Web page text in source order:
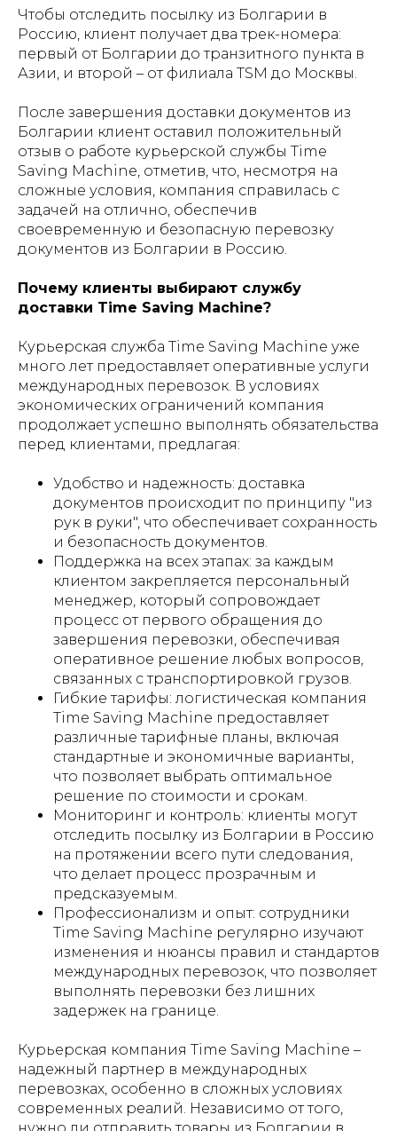
Чтобы отследить посылку из Болгарии в
Россию, клиент получает два трек-номера:
первый от Болгарии до транзитного пункта в
Азии, и второй – от филиала TSM до Москвы.
После завершения доставки документов из
Болгарии клиент оставил положительный
отзыв о работе курьерской службы Time
Saving Machine, отметив, что, несмотря на
сложные условия, компания справилась с
задачей на отлично, обеспечив
своевременную и безопасную перевозку
документов из Болгарии в Россию.
Почему клиенты выбирают службу
доставки Time Saving Machine?
Курьерская служба Time Saving Machine уже
много лет предоставляет оперативные услуги
международных перевозок. В условиях
экономических ограничений компания
продолжает успешно выполнять обязательства
перед клиентами, предлагая:
Удобство и надежность: доставка
документов происходит по принципу "из
рук в руки", что обеспечивает сохранность
и безопасность документов.
Поддержка на всех этапах: за каждым
клиентом закрепляется персональный
менеджер, который сопровождает
процесс от первого обращения до
завершения перевозки, обеспечивая
оперативное решение любых вопросов,
связанных с транспортировкой грузов.
Гибкие тарифы: логистическая компания
Time Saving Machine предоставляет
различные тарифные планы, включая
стандартные и экономичные варианты,
что позволяет выбрать оптимальное
решение по стоимости и срокам.
Мониторинг и контроль: клиенты могут
отследить посылку из Болгарии в Россию
на протяжении всего пути следования,
что делает процесс прозрачным и
предсказуемым.
Профессионализм и опыт: сотрудники
Time Saving Machine регулярно изучают
изменения и нюансы правил и стандартов
международных перевозок, что позволяет
выполнять перевозки без лишних
задержек на границе.
Курьерская компания Time Saving Machine –
надежный партнер в международных
перевозках, особенно в сложных условиях
современных реалий. Независимо от того,
нужно ли отправить товары из Болгарии в